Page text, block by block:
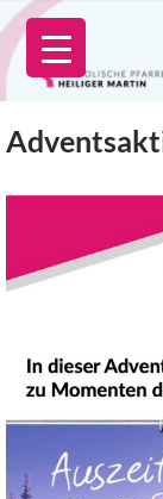
Zum
Inhalt
springen